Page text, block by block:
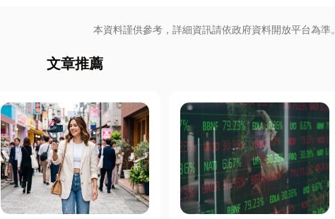
本資料謹供參考，詳細資訊請依政府資料開放平台為準。
文章推薦